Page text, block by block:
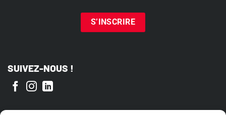
SUIVEZ-NOUS !